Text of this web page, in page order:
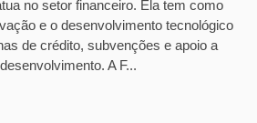
no setor financeiro. Ela tem como
e o desenvolvimento tecnológico
de crédito, subvenções e apoio a
A F...